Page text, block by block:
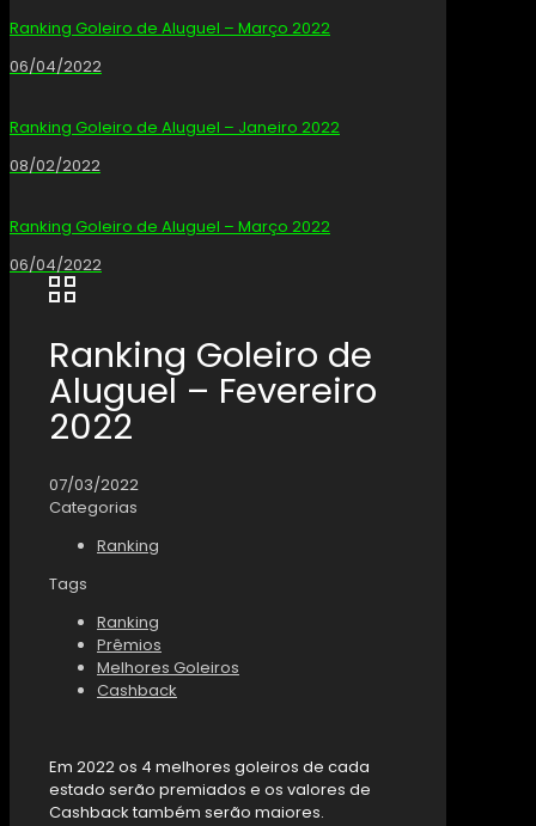
Ranking Goleiro de Aluguel – Março 2022
06/04/2022
Ranking Goleiro de Aluguel – Janeiro 2022
08/02/2022
Ranking Goleiro de Aluguel – Março 2022
06/04/2022
Ranking Goleiro de
Aluguel – Fevereiro
2022
07/03/2022
Categorias
Ranking
Tags
Ranking
Prêmios
Melhores Goleiros
Cashback
Em 2022 os 4 melhores goleiros de cada
estado serão premiados e os valores de
Cashback também serão maiores.